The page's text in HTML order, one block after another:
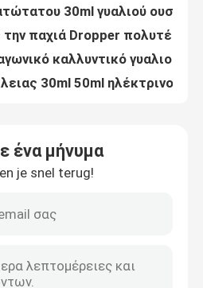
μπουκάλι
20ml 30ml τετραγωνικό καλλυντικό γυαλιού μπουκαλιών χρυσό μπουκάλι ιδρύματος γυαλιού αντλιών ΚΑΠ κενό
Υψηλά καλλυντικά quality5g 15g 30g 50g που συσκευάζουν το πλαστικό βάζων κρέμας εμπορευματοκιβώτιο σκονών βάζων ακρυλικό
ένα μήνυμα
je snel terug!